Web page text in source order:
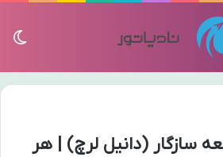
سازگار (دانیل لرچ) | هر